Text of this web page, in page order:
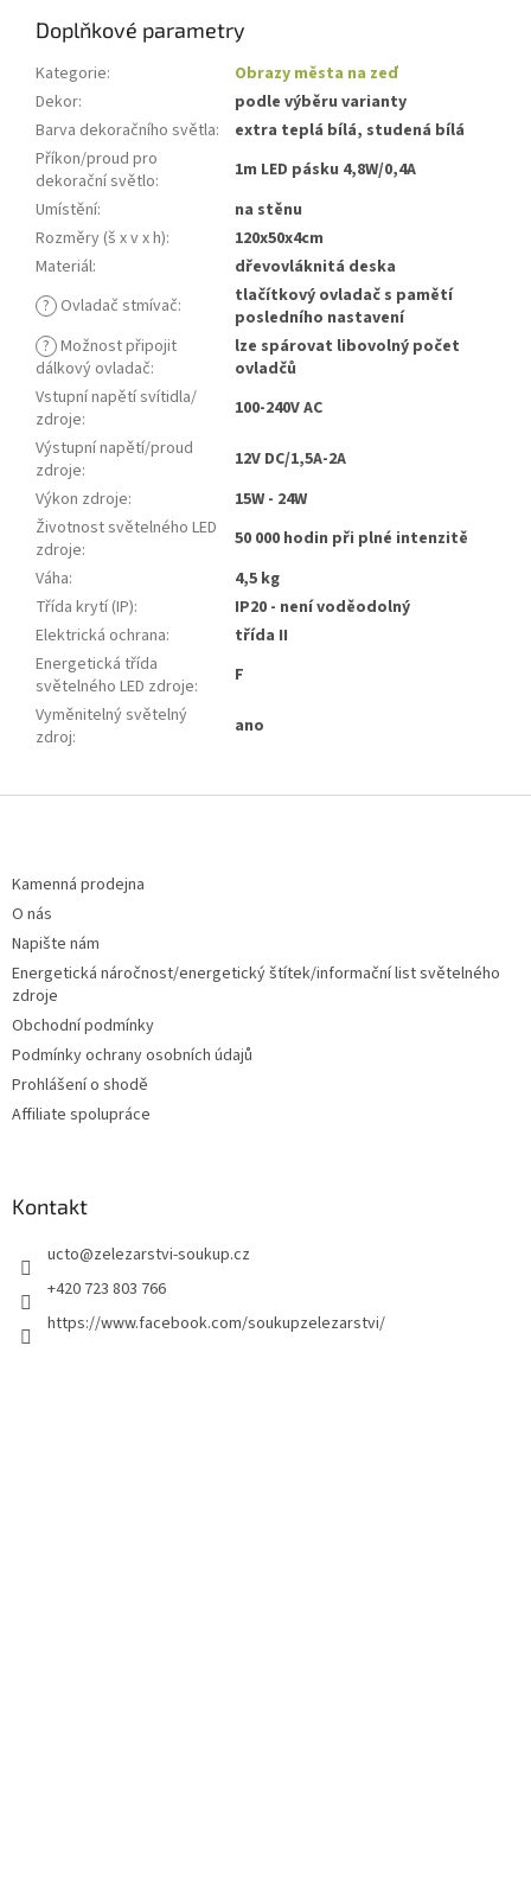
Doplňkové parametry
Kategorie:
Obrazy města na zeď
Dekor:
podle výběru varianty
Barva dekoračního světla:
extra teplá bílá, studená bílá
Příkon/proud pro
dekorační světlo:
1m LED pásku 4,8W/0,4A
Umístění:
na stěnu
Rozměry (š x v x h):
120x50x4cm
Materiál:
dřevovláknitá deska
? Ovladač stmívač:
tlačítkový ovladač s pamětí
posledního nastavení
? Možnost připojit
dálkový ovladač:
lze spárovat libovolný počet
ovladčů
Vstupní napětí svítidla/
zdroje:
100-240V AC
Výstupní napětí/proud
zdroje:
12V DC/1,5A-2A
Výkon zdroje:
15W - 24W
Životnost světelného LED
zdroje:
50 000 hodin při plné intenzitě
Váha:
4,5 kg
Třída krytí (IP):
IP20 - není voděodolný
Elektrická ochrana:
třída II
Energetická třída
světelného LED zdroje:
F
Vyměnitelný světelný
zdroj: ano
Kamenná prodejna
O nás
Napište nám
Energetická náročnost/energetický štítek/informační list světelného
zdroje
Obchodní podmínky
Podmínky ochrany osobních údajů
Prohlášení o shodě
Affiliate spolupráce
Kontakt
ucto@zelezarstvi-soukup.cz
+420 723 803 766
https://www.facebook.com/soukupzelezarstvi/